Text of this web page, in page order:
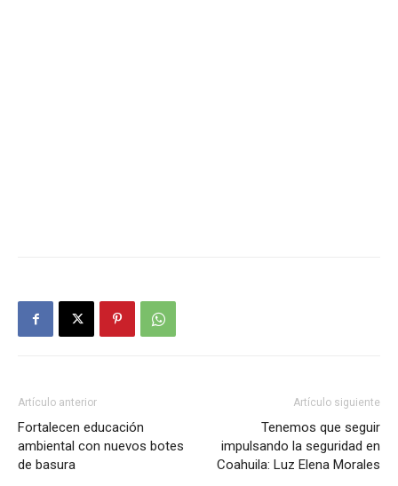
Artículo anterior
Fortalecen educación
ambiental con nuevos botes
de basura
Artículo siguiente
Tenemos que seguir
impulsando la seguridad en
Coahuila: Luz Elena Morales